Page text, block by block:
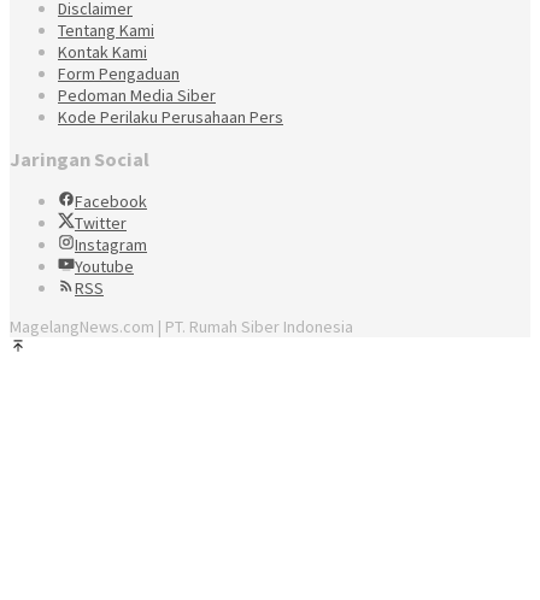
Disclaimer
Tentang Kami
Kontak Kami
Form Pengaduan
Pedoman Media Siber
Kode Perilaku Perusahaan Pers
Jaringan Social
Facebook
Twitter
Instagram
Youtube
RSS
MagelangNews.com | PT. Rumah Siber Indonesia